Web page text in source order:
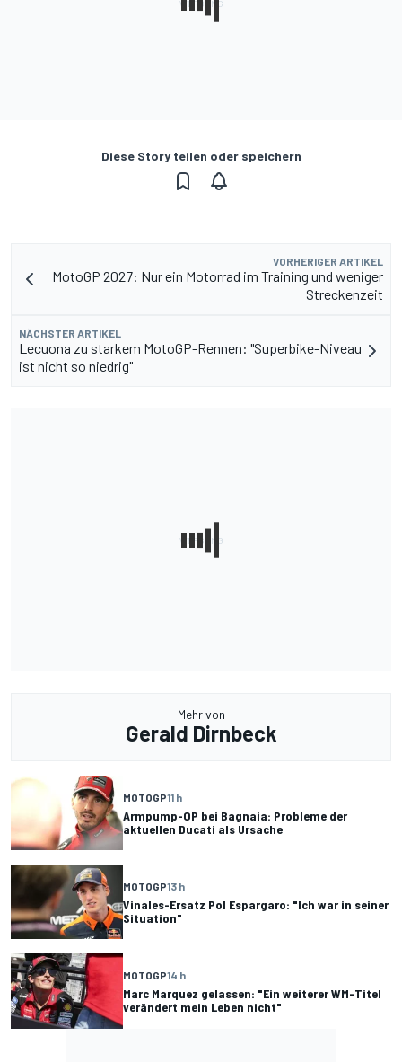
Diese Story teilen oder speichern
VORHERIGER ARTIKEL
MotoGP 2027: Nur ein Motorrad im Training und weniger
Streckenzeit
NÄCHSTER ARTIKEL
Lecuona zu starkem MotoGP-Rennen: "Superbike-Niveau
ist nicht so niedrig"
Mehr von
Gerald Dirnbeck
MOTOGP11 h
Armpump-OP bei Bagnaia: Probleme der
aktuellen Ducati als Ursache
MOTOGP13 h
Vinales-Ersatz Pol Espargaro: "Ich war in seiner
Situation"
MOTOGP14 h
Marc Marquez gelassen: "Ein weiterer WM-Titel
verändert mein Leben nicht"